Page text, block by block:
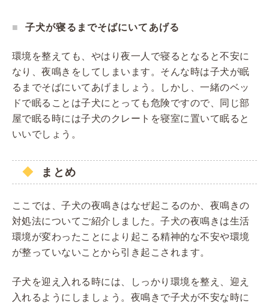
子犬が寝るまでそばにいてあげる
環境を整えても、やはり夜一人で寝るとなると不安に
なり、夜鳴きをしてしまいます。そんな時は子犬が眠
るまでそばにいてあげましょう。しかし、一緒のベッ
ドで眠ることは子犬にとっても危険ですので、同じ部
屋で眠る時には子犬のクレートを寝室に置いて眠ると
いいでしょう。
まとめ
ここでは、子犬の夜鳴きはなぜ起こるのか、夜鳴きの
対処法についてご紹介しました。子犬の夜鳴きは生活
環境が変わったことにより起こる精神的な不安や環境
が整っていないことから引き起こされます。
子犬を迎え入れる時には、しっかり環境を整え、迎え
入れるようにしましょう。夜鳴きで子犬が不安な時に